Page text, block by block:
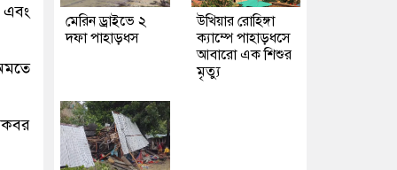
মেরিন ড্রাইভে ২
দফা পাহাড়ধস
উখিয়ার রোহিঙ্গা
ক্যাম্পে পাহাড়ধসে
আবারো এক শিশুর
মৃত্যু